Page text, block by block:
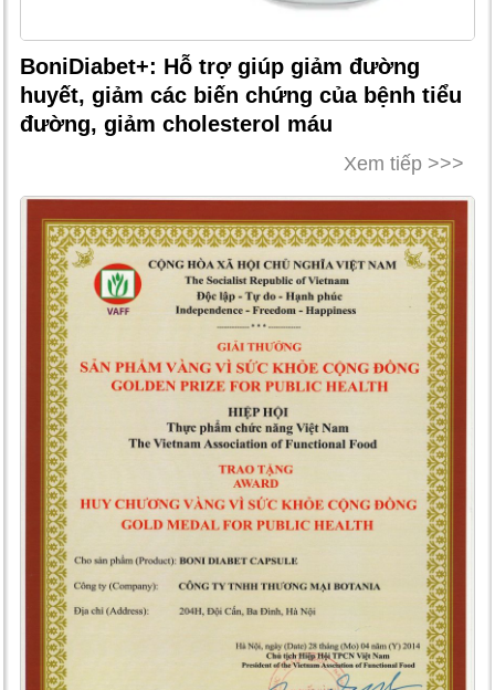
BoniDiabet+: Hỗ trợ giúp giảm đường
huyết, giảm các biến chứng của bệnh tiểu
đường, giảm cholesterol máu
Xem tiếp >>>